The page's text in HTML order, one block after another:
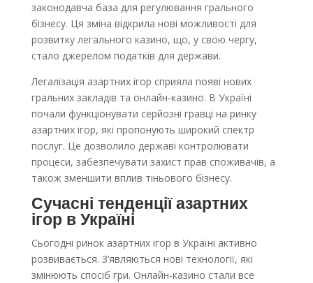
законодавча база для регулювання грального
бізнесу. Ця зміна відкрила нові можливості для
розвитку легального казино, що, у свою чергу,
стало джерелом податків для держави.
Легалізація азартних ігор сприяла появі нових
гральних закладів та онлайн-казино. В Україні
почали функціонувати серйозні гравці на ринку
азартних ігор, які пропонують широкий спектр
послуг. Це дозволило державі контролювати
процеси, забезпечувати захист прав споживачів, а
також зменшити вплив тіньового бізнесу.
Сучасні тенденції азартних
ігор в Україні
Сьогодні ринок азартних ігор в Україні активно
розвивається. З’являються нові технології, які
змінюють спосіб гри. Онлайн-казино стали все